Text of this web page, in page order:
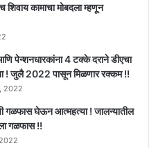
शिवाय कामाचा मोबदला म्हणून
पेन्शनधारकांना 4 टक्के दराने डीएचा
! जुलै 2022 पासून मिळणार रक्कम !!
2022
गळफास घेऊन आत्महत्या ! जालन्यातील
गळफास !!